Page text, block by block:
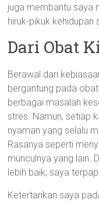
juga membantu saya
hiruk-pikuk kehidupan
Dari Obat
Berawal dari
bergantung pada
berbagai masalah
stres. Namun, setiap
nyaman yang selalu
Rasanya seperti
munculnya yang lain.
lebih baik, saya
Ketertarikan saya